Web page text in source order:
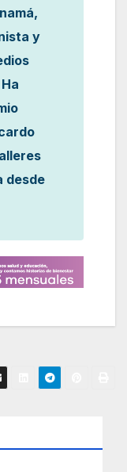
y
desde